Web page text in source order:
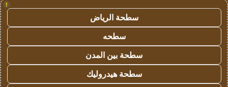
!
سطحة الرياض
سطحه
سطحة بين المدن
سطحة هيدروليك